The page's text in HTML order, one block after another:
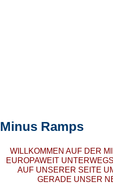
Minus Ramps
WILLKOMMEN AUF DER
EUROPAWEIT
AUF UNSERER SEITE
GERADE UNSER